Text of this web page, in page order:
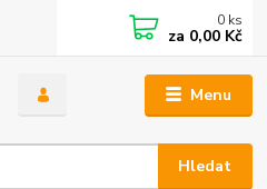
Menu
Hledat
0 ks
za 0,00 Kč